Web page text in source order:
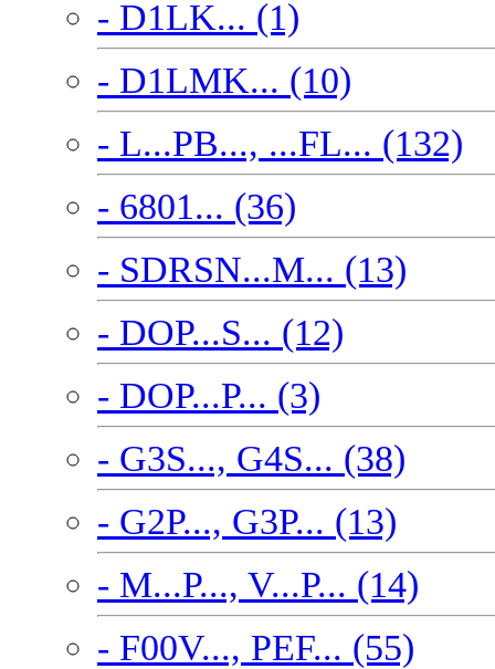
- D1LK... (1)
- D1LMK... (10)
- L...PB..., ...FL... (132)
- 6801... (36)
- SDRSN...M... (13)
- DOP...S... (12)
- DOP...P... (3)
- G3S..., G4S... (38)
- G2P..., G3P... (13)
- M...P..., V...P... (14)
- F00V..., PEF... (55)